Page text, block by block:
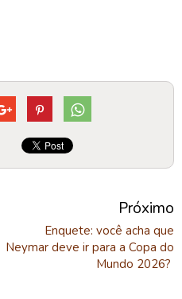
Próximo
Enquete: você acha que
Neymar deve ir para a Copa do
Mundo 2026?